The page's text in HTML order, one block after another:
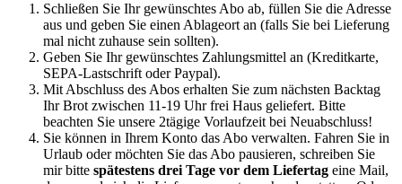
Schließen Sie Ihr gewünschtes Abo ab, füllen Sie die Adresse
aus und geben Sie einen Ablageort an (falls Sie bei Lieferung
mal nicht zuhause sein sollten).
Geben Sie Ihr gewünschtes Zahlungsmittel an (Kreditkarte,
SEPA-Lastschrift oder Paypal).
Mit Abschluss des Abos erhalten Sie zum nächsten Backtag
Ihr Brot zwischen 11-19 Uhr frei Haus geliefert. Bitte
beachten Sie unsere 2tägige Vorlaufzeit bei Neuabschluss!
Sie können in Ihrem Konto das Abo verwalten. Fahren Sie in
Urlaub oder möchten Sie das Abo pausieren, schreiben Sie
mir bitte spätestens drei Tage vor dem Liefertag eine Mail,